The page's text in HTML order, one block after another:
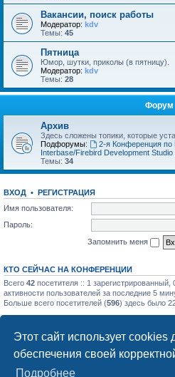
Этот сайт использует cookies
обеспечения своей
Подробнее
Вакансии, поиск работы
Модератор: kdv
Темы: 45
Пятница
Юмор, шутки, приколы (в пятницу).
Модератор: kdv
Темы: 28
Форум
Архив
Здесь сложены топики, которые
Подфорумы:
2-я Конференция по
Interbase/Firebird Development Studio
Темы: 34
ВХОД • РЕГИСТРАЦИЯ
Имя пользователя:
Пароль:
Запомнить меня
КТО СЕЙЧАС НА КОНФЕРЕНЦИИ
Всего 42 посетителя :: 1
активности пользователей за последние 5
Больше всего посетителей (596) здесь было
Всего сообщений:32565• Всего тем:4331•
пользователь:sim84
Список форумов